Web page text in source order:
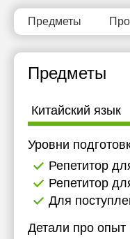
Предметы
Предметы
Китайский язык
Уровни
Репетитор
Репетитор
Для
Детали про опыт
15:30
16:30
17:30
18:00
18:30
19:00
19:30
12:00
13:00